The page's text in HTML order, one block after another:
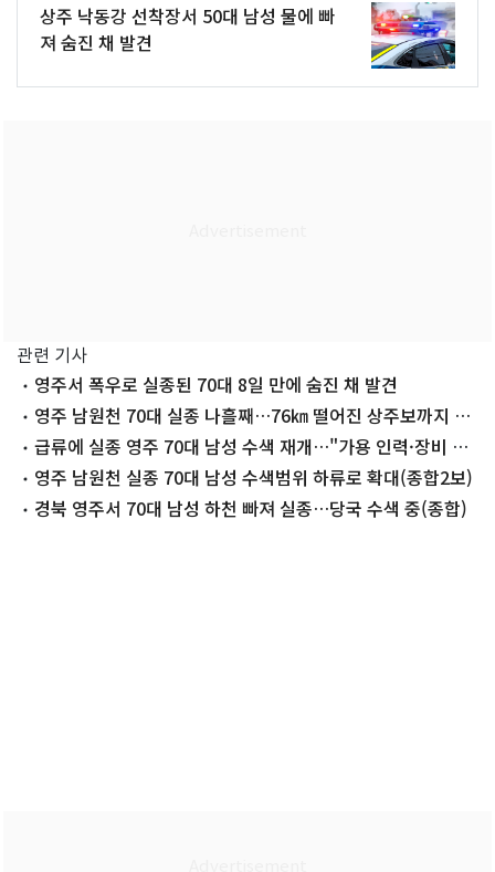
상주 낙동강 선착장서 50대 남성 물에 빠
져 숨진 채 발견
관련 기사
영주서 폭우로 실종된 70대 8일 만에 숨진 채 발견
영주 남원천 70대 실종 나흘째…76㎞ 떨어진 상주보까지 수
색 확대
급류에 실종 영주 70대 남성 수색 재개…"가용 인력·장비 총
동원"
영주 남원천 실종 70대 남성 수색범위 하류로 확대(종합2보)
경북 영주서 70대 남성 하천 빠져 실종…당국 수색 중(종합)